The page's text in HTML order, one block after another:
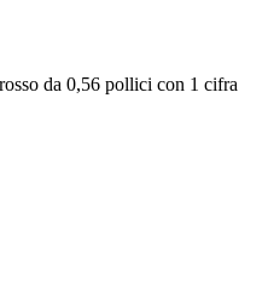
da 0,56 pollici con 1 cifra